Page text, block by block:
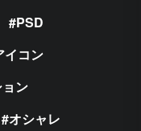
PSD
イコン
ン
オシャレ